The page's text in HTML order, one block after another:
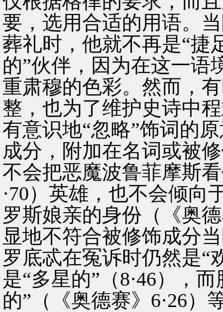
要，选用合适的用语。
葬礼时，他就不再是“捷
的”伙伴，因为在这一语
重肃穆的色彩。然而，
整，也为了维护史诗中
有意识地“忽略”饰词的
成分，附加在名词或被
不会把恶魔波鲁菲摩斯
·70）英雄，也不会倾向
罗斯娘亲的身份（《奥
显地不符合被修饰成分
罗底忒在冤诉时仍然是“
是“多星的”（8·46），
的”（《奥德赛》6·26）